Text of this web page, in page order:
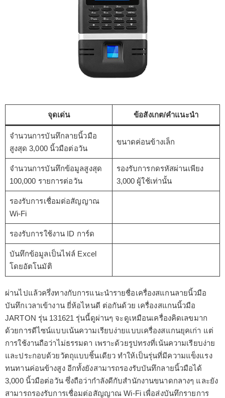
จุดเด่น ข้อสังเกต/คำแนะนำ
จำนวนการบันทึกลายนิ้วมือ
สูงสุด 3,000 นิ้วมือต่อวัน
ขนาดค่อนข้างเล็ก
จำนวนการบันทึกข้อมูลสูงสุด
100,000 รายการต่อวัน
รองรับการกดรหัสผ่านเพียง
3,000 ผู้ใช้เท่านั้น
รองรับการเชื่อมต่อสัญญาณ
Wi-Fi
รองรับการใช้งาน ID การ์ด
บันทึกข้อมูลเป็นไฟล์ Excel
โดยอัตโนมัติ
ผ่านไปแล้วครึ่งทางกับการแนะนำรายชื่อเครื่องสแกนลายนิ้วมือ
บันทึกเวลาเข้างาน ยี่ห้อไหนดี ต่อกันด้วย เครื่องสแกนนิ้วมือ
JARTON รุ่น 131621 รุ่นนี้ดูผ่านๆ จะดูเหมือนเครื่องคิดเลขมาก
ด้วยการดีไซน์แบบเน้นความเรียบง่ายแบบเครื่องสแกนยุคเก่า แต่
การใช้งานถือว่าไม่ธรรมดา เพราะด้วยรูปทรงที่เน้นความเรียบง่าย
และประกอบด้วยวัตถุแบบชิ้นเดียว ทำให้เป็นรุ่นที่มีความแข็งแรง
ทนทานค่อนข้างสูง อีกทั้งยังสามารถรองรับบันทึกลายนิ้วมือได้
3,000 นิ้วมือต่อวัน ซึ่งถือว่ากำลังดีกับสำนักงานขนาดกลางๆ และยัง
สามารถรองรับการเชื่อมต่อสัญญาณ Wi-Fi เพื่อส่งบันทึกรายการ